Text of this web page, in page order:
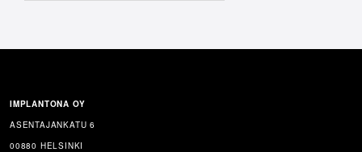
IMPLANTONA OY
ASENTAJANKATU 6
00880 HELSINKI